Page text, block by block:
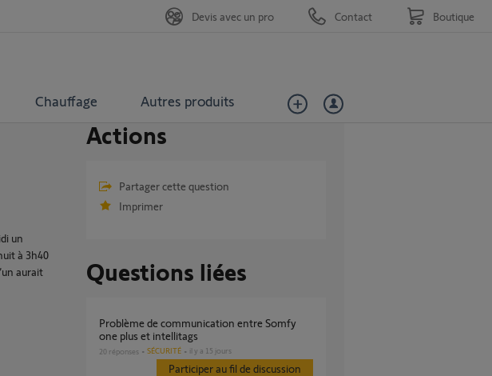
Chauffage Autres produits
Devis avec un pro Contact Boutique
un
à 3h40
aurait
Actions
Partager cette question
Imprimer
Questions liées
Problème de communication entre Somfy
one plus et intellitags
20 réponses SÉCURITÉ il y a 15 jours
Participer au fil de discussion